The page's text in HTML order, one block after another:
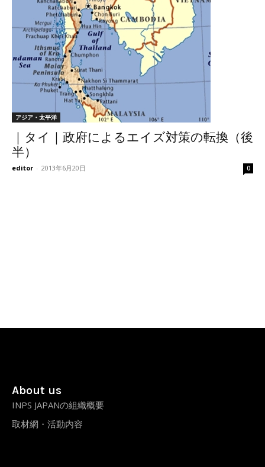
アジア・太平洋
｜タイ｜政府によるエイズ対策の転換（後
半）
editor - 2013年6月20日 0
About us
INPS JAPANの組織概要
取材網・活動内容